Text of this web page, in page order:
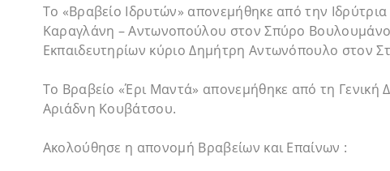
Το «Βραβείο Ιδρυτών» απονεμήθηκε από την
Καραγλάνη – Αντωνοπούλου στον Σπύρο Βουλουμάνο
Εκπαιδευτηρίων κύριο Δημήτρη Αντωνόπουλο στον
Το Βραβείο «Έρι Μαντά» απονεμήθηκε από τη Γενική
Αριάδνη Κουβάτσου.
Ακολούθησε η απονομή Βραβείων και Επαίνων :